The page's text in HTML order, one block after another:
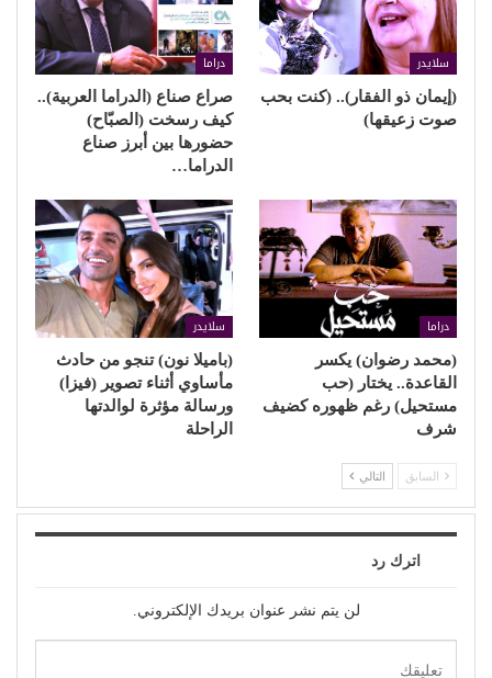
سلايدر
(إيمان ذو الفقار).. (كنت بحب
صوت زعيقها)
دراما
صراع صناع (الدراما العربية)..
كيف رسخت (الصبّاح)
حضورها بين أبرز صناع
الدراما…
دراما
(محمد رضوان) يكسر
القاعدة.. يختار (حب
مستحيل) رغم ظهوره كضيف
شرف
سلايدر
(باميلا نون) تنجو من حادث
مأساوي أثناء تصوير (فيزا)
ورسالة مؤثرة لوالدتها
الراحلة
السابق التالي
اترك رد
لن يتم نشر عنوان بريدك الإلكتروني.